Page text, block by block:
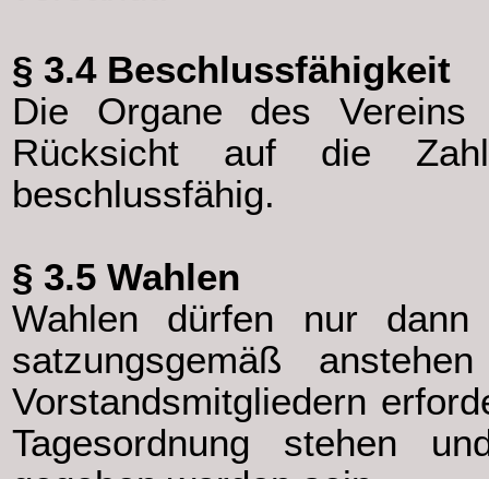
§ 3.4 Beschlussfähigkeit
Die Organe des
Rücksicht auf die
beschlussfähig.
§ 3.5 Wahlen
Wahlen dürfen nur
satzungsgemäß
Vorstandsmitgliedern
Tagesordnung stehen